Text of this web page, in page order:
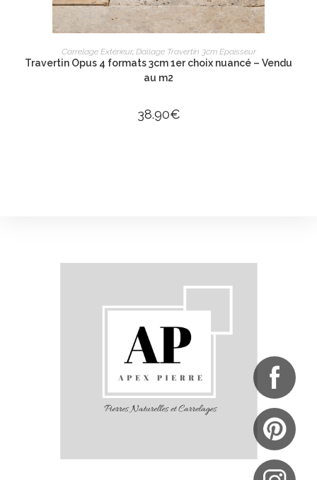
AJOUTER AU PANIER
Carrelage Extérieur, Dallage Travertin 3cm Epaisseur
Travertin Opus 4 formats 3cm 1er choix nuancé – Vendu
au m2
38.90€